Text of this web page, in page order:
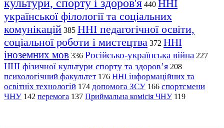
культури, спорту і здоров'я 440 ННІ
української філології та соціальних
комунікацій 385 ННІ педагогічної освіти,
соціальної роботи і мистецтва 372 ННІ
іноземних мов 336 Російсько-українська війна 227
ННІ фізичної культури спорту та здоров’я 208
психологічний факультет 176 ННІ інформаційних та
освітніх технологій 174 допомога ЗСУ 166 спортсмени
ЧНУ 142 перемога 137 Приймальна комісія ЧНУ 119